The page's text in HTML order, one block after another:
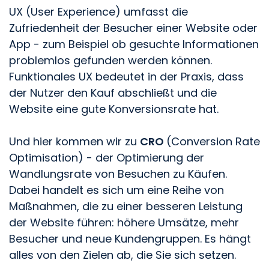
UX (User Experience) umfasst die
Zufriedenheit der Besucher einer Website oder
App - zum Beispiel ob gesuchte Informationen
problemlos gefunden werden können.
Funktionales UX bedeutet in der Praxis, dass
der Nutzer den Kauf abschließt und die
Website eine gute Konversionsrate hat.
Und hier kommen wir zu CRO (Conversion Rate
Optimisation) - der Optimierung der
Wandlungsrate von Besuchen zu Käufen.
Dabei handelt es sich um eine Reihe von
Maßnahmen, die zu einer besseren Leistung
der Website führen: höhere Umsätze, mehr
Besucher und neue Kundengruppen. Es hängt
alles von den Zielen ab, die Sie sich setzen.